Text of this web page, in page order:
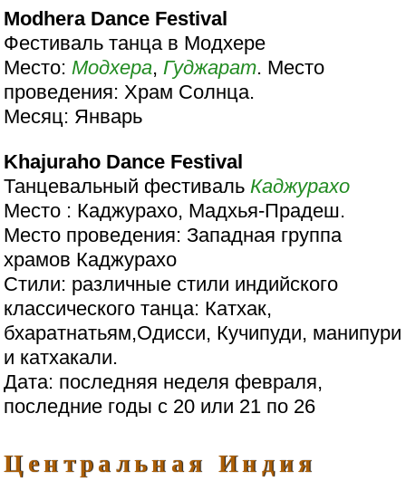
Modhera Dance Festival
Фестиваль танца в Модхере
Место:Модхера,Гуджарат. Место
проведения: Храм Солнца.
Месяц: Январь
Khajuraho Dance Festival
Танцевальный фестиваль Каджурахо
Место : Каджурахо, Мадхья-Прадеш.
Место проведения: Западная группа
храмов Каджурахо
Стили: различные стили индийского
классического танца: Катхак,
бхаратнатьям,Одисси, Кучипуди, манипури
и катхакали.
Дата: последняя неделя февраля,
последние годы с 20 или 21 по 26
Центральная Индия